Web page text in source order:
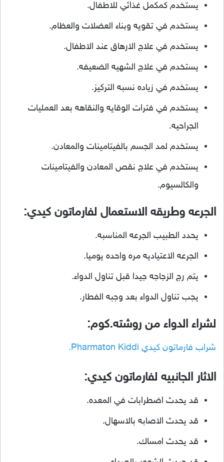
يستخدم كمكمل غذائي للاطفال.
يستخدم في تقويه وبناء العضلات والعظام.
يستخدم في علاج الارهاق عند الاطفال.
يستخدم في علاج الشهيه الضعيفه.
يستخدم في زياده نسبه التركيز.
يستخدم في فترات الوقايه والنقاهه بعد العمليات
الجراحيه.
يستخدم لمد الجسم بالفيتامينات والمعادن.
يستخدم في علاج نقص المعادن والفيتامينات
والكالسيوم.
الجرعه وطريقه الاستعمال لفارماتون كيدي:
يحدد الطبيب الجرعه المناسبه.
الجرعه الاعتياديه مره واحده يوميا.
يتم رج الزجاجه جيدا قبل تناول الدواء.
يجب تناول الدواء بعد وجبه الفطار.
لشراء الدواء من روشته.كوم:
شراب فارماتون كيدي Pharmaton Kiddi.
الاثار الجانبيه لفارماتون كيدي:
قد يحدث اضطرابات في المعده.
قد يحدث الاصابه بالاسهال.
قد يحدث امساك.